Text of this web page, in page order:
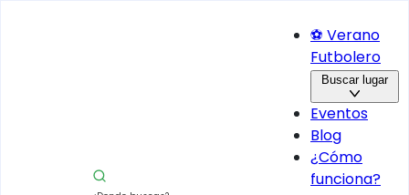
⚽ Verano
Futbolero
Buscar lugar
Eventos
Blog
¿Cómo
funciona?